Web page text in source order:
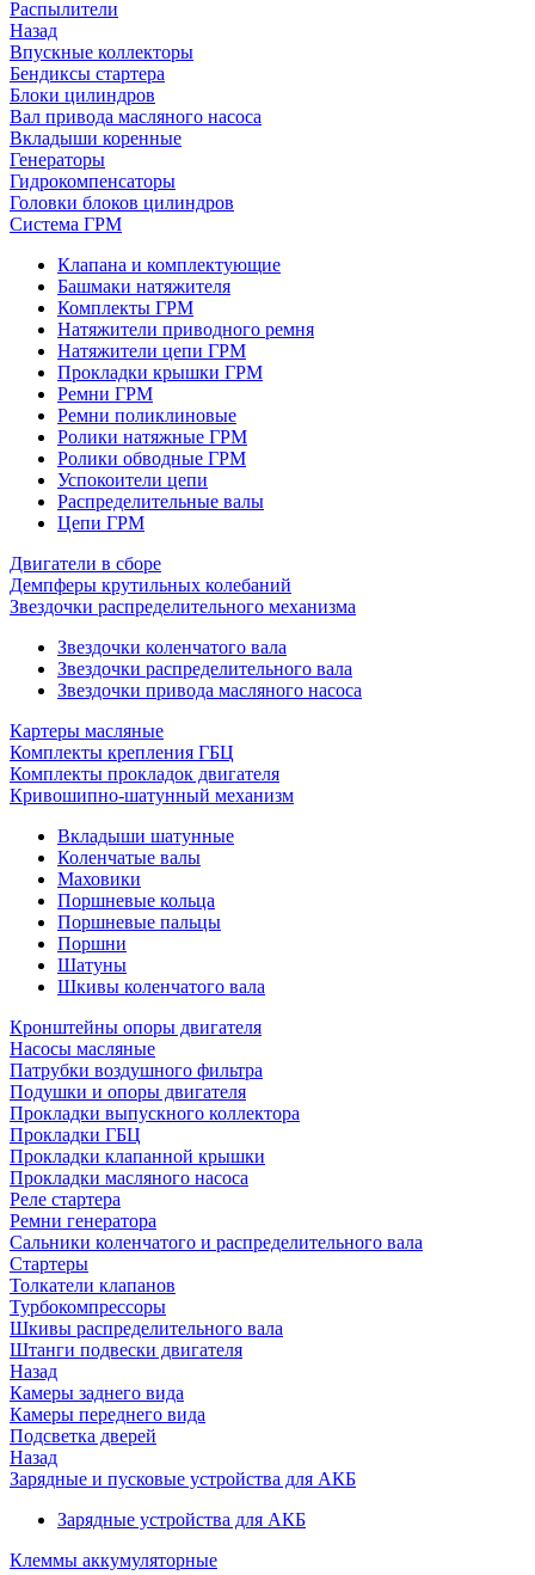
Распылители
Назад
Впускные коллекторы
Бендиксы стартера
Блоки цилиндров
Вал привода масляного насоса
Вкладыши коренные
Генераторы
Гидрокомпенсаторы
Головки блоков цилиндров
Система ГРМ
Клапана и комплектующие
Башмаки натяжителя
Комплекты ГРМ
Натяжители приводного ремня
Натяжители цепи ГРМ
Прокладки крышки ГРМ
Ремни ГРМ
Ремни поликлиновые
Ролики натяжные ГРМ
Ролики обводные ГРМ
Успокоители цепи
Распределительные валы
Цепи ГРМ
Двигатели в сборе
Демпферы крутильных колебаний
Звездочки распределительного механизма
Звездочки коленчатого вала
Звездочки распределительного вала
Звездочки привода масляного насоса
Картеры масляные
Комплекты крепления ГБЦ
Комплекты прокладок двигателя
Кривошипно-шатунный механизм
Вкладыши шатунные
Коленчатые валы
Маховики
Поршневые кольца
Поршневые пальцы
Поршни
Шатуны
Шкивы коленчатого вала
Кронштейны опоры двигателя
Насосы масляные
Патрубки воздушного фильтра
Подушки и опоры двигателя
Прокладки выпускного коллектора
Прокладки ГБЦ
Прокладки клапанной крышки
Прокладки масляного насоса
Реле стартера
Ремни генератора
Сальники коленчатого и распределительного вала
Стартеры
Толкатели клапанов
Турбокомпрессоры
Шкивы распределительного вала
Штанги подвески двигателя
Назад
Камеры заднего вида
Камеры переднего вида
Подсветка дверей
Назад
Зарядные и пусковые устройства для АКБ
Зарядные устройства для АКБ
Клеммы аккумуляторные